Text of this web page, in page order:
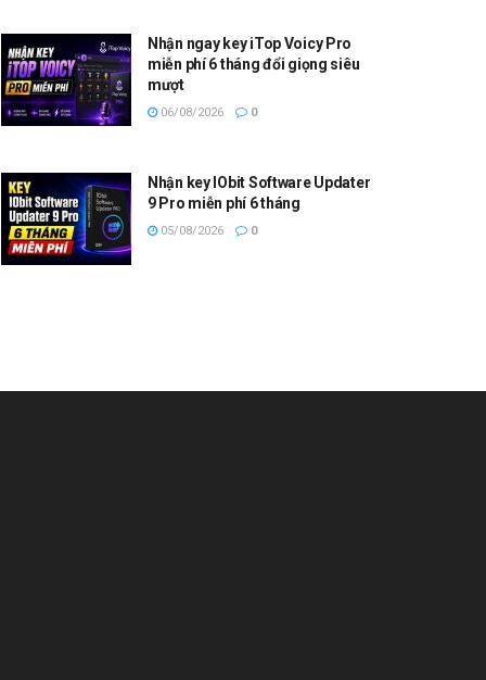
Nhận ngay key iTop Voicy Pro
miễn phí 6 tháng đổi giọng siêu
mượt
06/08/2026 0
Nhận key IObit Software Updater
9 Pro miễn phí 6 tháng
05/08/2026 0